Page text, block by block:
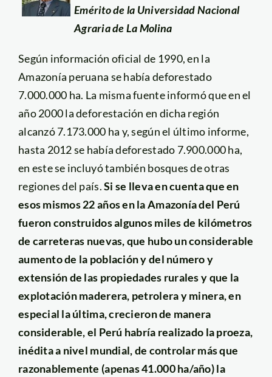
Emérito de la Universidad Nacional
Agraria de La Molina
Según información oficial de 1990, en la
Amazonía peruana se había deforestado
7.000.000 ha. La misma fuente informó que en el
año 2000 la deforestación en dicha región
alcanzó 7.173.000 ha y, según el último informe,
hasta 2012 se había deforestado 7.900.000 ha,
en este se incluyó también bosques de otras
regiones del país.Si se lleva en cuenta que en
esos mismos 22 años en la Amazonía del Perú
fueron construidos algunos miles de kilómetros
de carreteras nuevas, que hubo un considerable
aumento de la población y del número y
extensión de las propiedades rurales y que la
explotación maderera, petrolera y minera, en
especial la última, crecieron de manera
considerable, el Perú habría realizado la proeza,
inédita a nivel mundial, de controlar más que
razonablemente (apenas 41.000 ha/año) la